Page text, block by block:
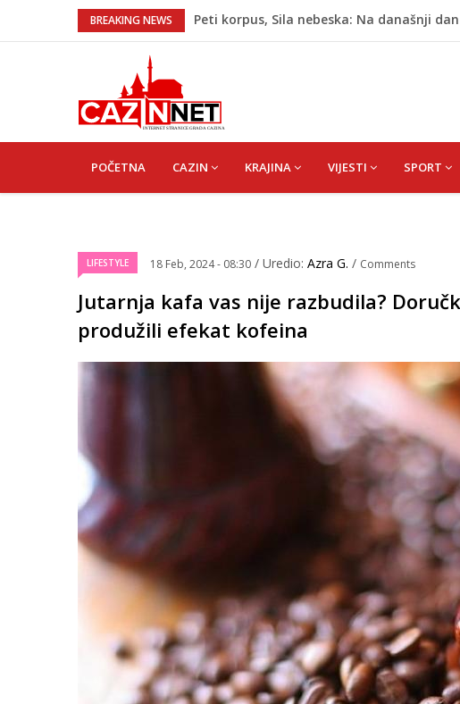
BREAKING NEWS
Peti korpus, Sila nebeska: Na današnji
Na Ahiret preselio BEKTAŠEVIĆ (HUSEIN)
Ugašena mladost: Na Ahiret preselila
NAVIGATION
POČETNA CAZIN KRAJINA VIJESTI SPORT
LIFESTYLE 18 Feb, 2024 - 08:30 / Uredio: Azra G. / Comments
Jutarnja kafa vas nije razbudila?
produžili efekat kofeina